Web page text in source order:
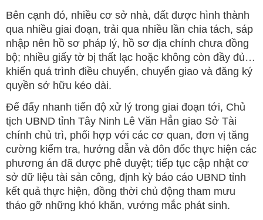
Bên cạnh đó, nhiều cơ sở nhà, đất được hình thành
qua nhiều giai đoạn, trải qua nhiều lần chia tách, sáp
nhập nên hồ sơ pháp lý, hồ sơ địa chính chưa đồng
bộ; nhiều giấy tờ bị thất lạc hoặc không còn đầy đủ…
khiến quá trình điều chuyển, chuyển giao và đăng ký
quyền sở hữu kéo dài.
Để đẩy nhanh tiến độ xử lý trong giai đoạn tới, Chủ
tịch UBND tỉnh Tây Ninh Lê Văn Hẳn giao Sở Tài
chính chủ trì, phối hợp với các cơ quan, đơn vị tăng
cường kiểm tra, hướng dẫn và đôn đốc thực hiện các
phương án đã được phê duyệt; tiếp tục cập nhật cơ
sở dữ liệu tài sản công, định kỳ báo cáo UBND tỉnh
kết quả thực hiện, đồng thời chủ động tham mưu
tháo gỡ những khó khăn, vướng mắc phát sinh.